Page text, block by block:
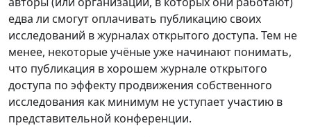
едва ли смогут оплачивать публикацию своих
исследований в журналах открытого доступа. Тем не
менее, некоторые учёные уже начинают понимать,
что публикация в хорошем журнале открытого
доступа по эффекту продвижения собственного
исследования как минимум не уступает участию в
представительной конференции.